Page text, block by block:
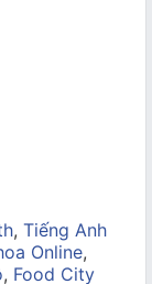
, Tiếng Anh
Online,
, Food City